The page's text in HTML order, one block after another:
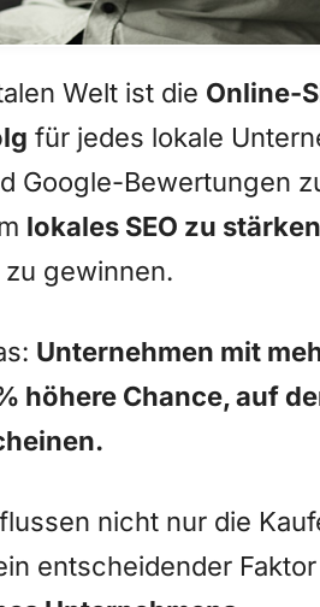
Welt ist die Online-
für jedes lokale
Google-Bewertungen
lokales SEO zu stärken
gewinnen.
Unternehmen mit
höhere Chance, auf
nicht nur die
entscheidender